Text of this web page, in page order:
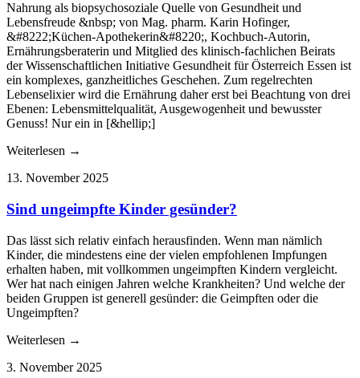
Nahrung als biopsychosoziale Quelle von Gesundheit und
Lebensfreude &nbsp; von Mag. pharm. Karin Hofinger,
&#8222;Küchen-Apothekerin&#8220;, Kochbuch-Autorin,
Ernährungsberaterin und Mitglied des klinisch-fachlichen Beirats
der Wissenschaftlichen Initiative Gesundheit für Österreich Essen ist
ein komplexes, ganzheitliches Geschehen. Zum regelrechten
Lebenselixier wird die Ernährung daher erst bei Beachtung von drei
Ebenen: Lebensmittelqualität, Ausgewogenheit und bewusster
Genuss! Nur ein in [&hellip;]
Weiterlesen →
13. November 2025
Sind ungeimpfte Kinder gesünder?
Das lässt sich relativ einfach herausfinden. Wenn man nämlich
Kinder, die mindestens eine der vielen empfohlenen Impfungen
erhalten haben, mit vollkommen ungeimpften Kindern vergleicht.
Wer hat nach einigen Jahren welche Krankheiten? Und welche der
beiden Gruppen ist generell gesünder: die Geimpften oder die
Ungeimpften?
Weiterlesen →
3. November 2025